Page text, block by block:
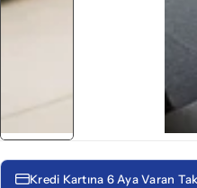
Kredi Kartına 6 Aya Varan